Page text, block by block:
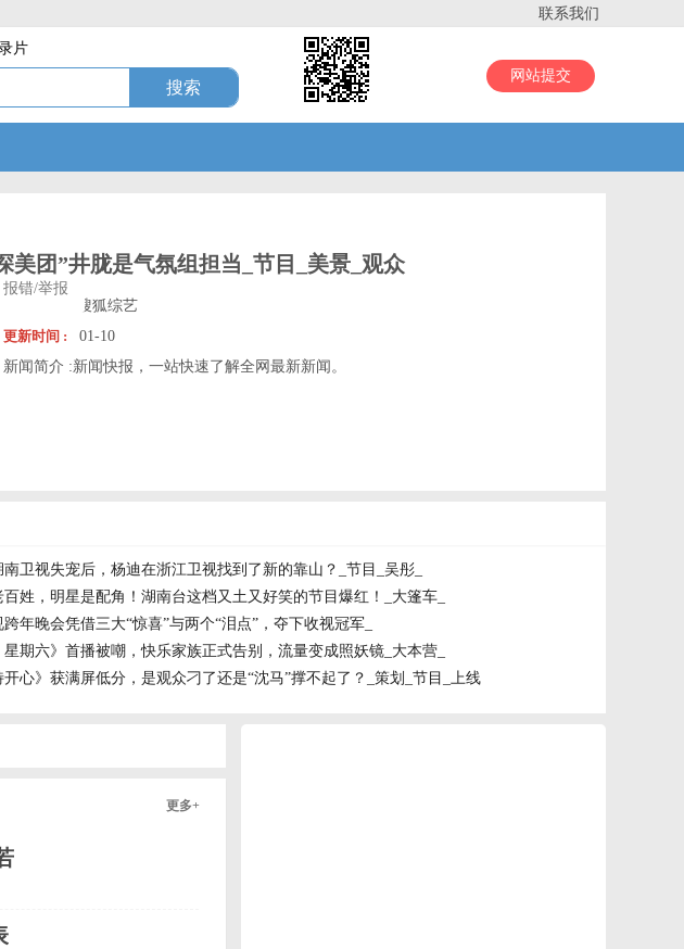
联系我们
网站提交
片
美团”井胧是气氛组担当_节目_美景_观众
搜狐综艺
更新时间 :
01-10
新闻简介 :新闻快报，一站快速了解全网最新新闻。
报错/举报
卫视失宠后，杨迪在浙江卫视找到了新的靠山？_节目_吴彤_
百姓，明星是配角！湖南台这档又土又好笑的节目爆红！_大篷车_
年晚会凭借三大“惊喜”与两个“泪点”，夺下收视冠军_
星期六》首播被嘲，快乐家族正式告别，流量变成照妖镜_大本营_
开心》获满屏低分，是观众刁了还是“沈马”撑不起了？_策划_节目_上线
更多+